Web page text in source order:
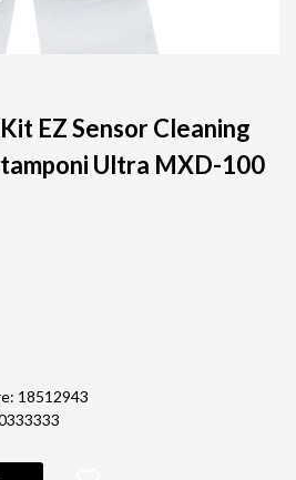
EZ Sensor Cleaning
Ultra MXD-100
18512943